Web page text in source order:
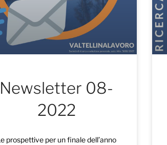
Newsletter 08-
2022
prospettive per un finale dell’anno